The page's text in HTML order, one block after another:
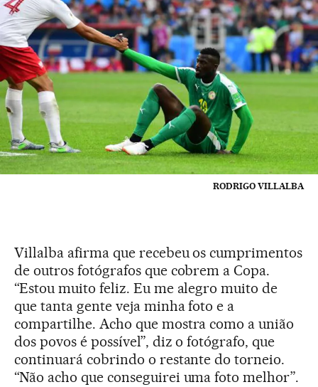
RODRIGO VILLALBA
Villalba afirma que recebeu os cumprimentos
de outros fotógrafos que cobrem a Copa.
“Estou muito feliz. Eu me alegro muito de
que tanta gente veja minha foto e a
compartilhe. Acho que mostra como a união
dos povos é possível”, diz o fotógrafo, que
continuará cobrindo o restante do torneio.
“Não acho que conseguirei uma foto melhor”.